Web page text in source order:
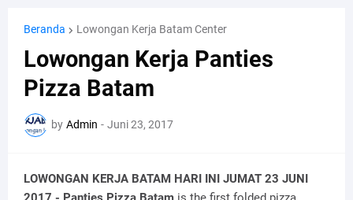
Beranda Lowongan Kerja Batam Center
Lowongan Kerja Panties
Pizza Batam
by Admin - Juni 23, 2017
LOWONGAN KERJA BATAM HARI INI JUMAT 23 JUNI